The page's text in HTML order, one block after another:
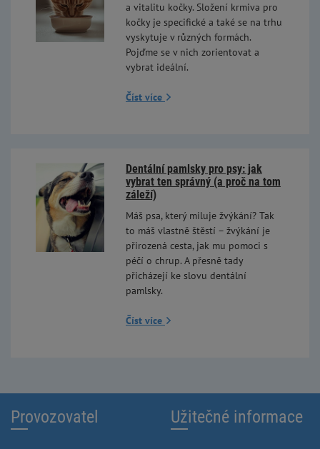
a vitalitu kočky. Složení krmiva pro
kočky je specifické a také se na trhu
vyskytuje v různých formách.
Pojďme se v nich zorientovat a
vybrat ideální.
Číst více
Dentální pamlsky pro psy: jak
vybrat ten správný (a proč na tom
záleží)
Máš psa, který miluje žvýkání? Tak
to máš vlastně štěstí – žvýkání je
přirozená cesta, jak mu pomoci s
péčí o chrup. A přesně tady
přicházejí ke slovu dentální
pamlsky.
Číst více
Provozovatel Užitečné informace